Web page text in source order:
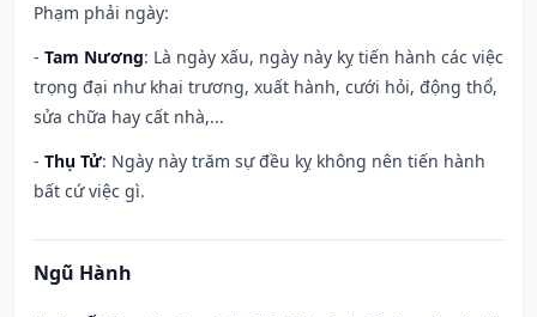
Phạm phải ngày:
- Tam Nương: Là ngày xấu, ngày này kỵ tiến hành các việc
trọng đại như khai trương, xuất hành, cưới hỏi, động thổ,
sửa chữa hay cất nhà,...
- Thụ Tử: Ngày này trăm sự đều kỵ không nên tiến hành
bất cứ việc gì.
Ngũ Hành